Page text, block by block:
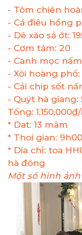
- Tôm chiên
- Cá điêu hồng
- Dê xào sả ớt:
- Cơm tám: 20
- Canh mọc
- Xôi hoàng phố:
- Cải chip sốt
- Quýt hà giang:
Tổng:
* Dat: 13 mâm
* Thoi gian:
* Dia chỉ: toa
hà đông
Một số hình